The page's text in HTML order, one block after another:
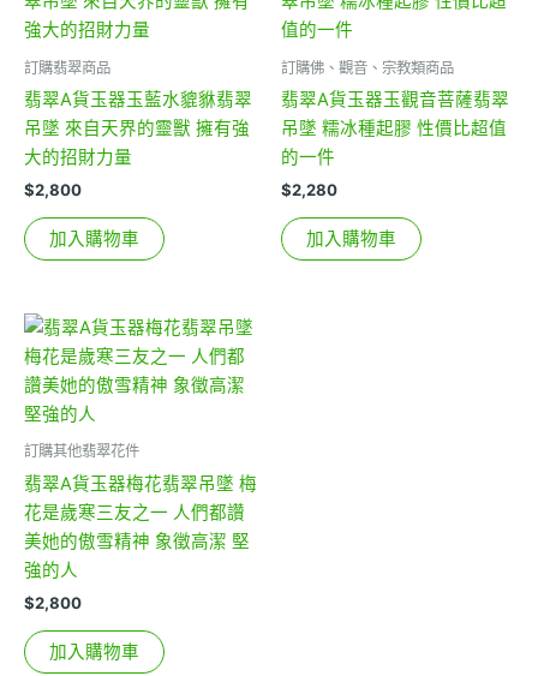
訂購翡翠商品
翡翠A貨玉器玉藍水貔貅翡翠
吊墜 來自天界的靈獸 擁有強
大的招財力量
$2,800
加入購物車
訂購佛、觀音、宗教類商品
翡翠A貨玉器玉觀音菩薩翡翠
吊墜 糯冰種起膠 性價比超值
的一件
$2,280
加入購物車
訂購其他翡翠花件
翡翠A貨玉器梅花翡翠吊墜 梅
花是歲寒三友之一 人們都讚
美她的傲雪精神 象徵高潔 堅
強的人
$2,800
加入購物車